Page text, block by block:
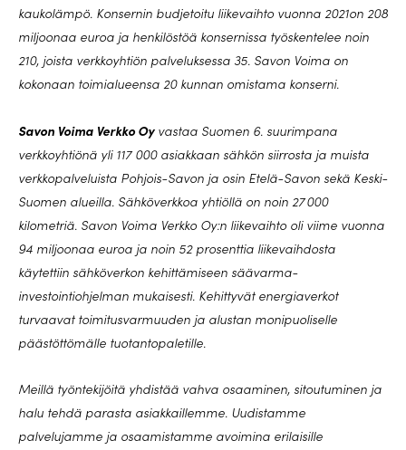
kaukolämpö. Konsernin budjetoitu liikevaihto vuonna 2021on 208
miljoonaa euroa ja henkilöstöä konsernissa työskentelee noin
210, joista verkkoyhtiön palveluksessa 35. Savon Voima on
kokonaan toimialueensa 20 kunnan omistama konserni.
Savon Voima Verkko Oyvastaa Suomen 6. suurimpana
verkkoyhtiönä yli 117 000 asiakkaan sähkön siirrosta ja muista
verkkopalveluista Pohjois-Savon ja osin Etelä-Savon sekä Keski-
Suomen alueilla. Sähköverkkoa yhtiöllä on noin 27 000
kilometriä. Savon Voima Verkko Oy:n liikevaihto oli viime vuonna
94 miljoonaa euroa ja noin 52 prosenttia liikevaihdosta
käytettiin sähköverkon kehittämiseen säävarma-
investointiohjelman mukaisesti. Kehittyvät energiaverkot
turvaavat toimitusvarmuuden ja alustan monipuoliselle
päästöttömälle tuotantopaletille.
Meillä työntekijöitä yhdistää vahva osaaminen, sitoutuminen ja
halu tehdä parasta asiakkaillemme. Uudistamme
palvelujamme ja osaamistamme avoimina erilaisille